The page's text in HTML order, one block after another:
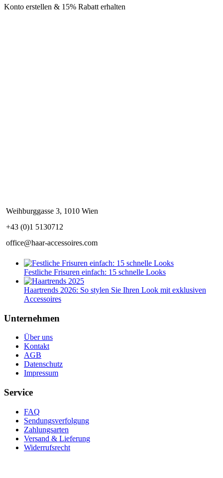
Konto erstellen & 15% Rabatt erhalten
Weihburggasse 3, 1010 Wien
+43 (0)1 5130712
office@haar-accessoires.com
Festliche Frisuren einfach: 15 schnelle Looks
Haartrends 2026: So stylen Sie Ihren Look mit exklusiven
Accessoires
Unternehmen
Über uns
Kontakt
AGB
Datenschutz
Impressum
Service
FAQ
Sendungsverfolgung
Zahlungsarten
Versand & Lieferung
Widerrufsrecht